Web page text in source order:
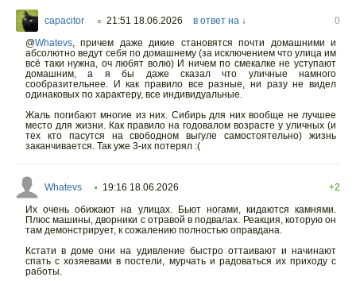
capacitor ○ 21:51 18.06.2026 в ответ на ↓
0
@Whatevs, причем даже дикие становятся почти домашними и
абсолютно ведут себя по домашнему (за исключением что улица им
всё таки нужна, оч любят волю) И ничем по смекалке не уступают
домашним, а я бы даже сказал что уличные намного
сообразительнее. И как правило все разные, ни разу не видел
одинаковых по характеру, все индивидуальные.
Жаль погибают многие из них. Сибирь для них вообще не лучшее
место для жизни. Как правило на годовалом возрасте у уличных (и
тех кто пасутся на свободном выгуле самостоятельно) жизнь
заканчивается. Так уже 3-их потерял :(
Whatevs • 19:16 18.06.2026
+2
Их очень обижают на улицах. Бьют ногами, кидаются камнями.
Плюс машины, дворники с отравой в подвалах. Реакция, которую он
там демонстрирует, к сожалению полностью оправдана.
Кстати в доме они на удивление быстро оттаивают и начинают
спать с хозяевами в постели, мурчать и радоваться их приходу с
работы.